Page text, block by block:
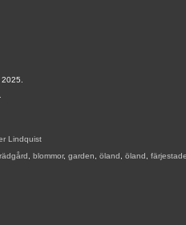
Lindquist
blommor, garden öland öland